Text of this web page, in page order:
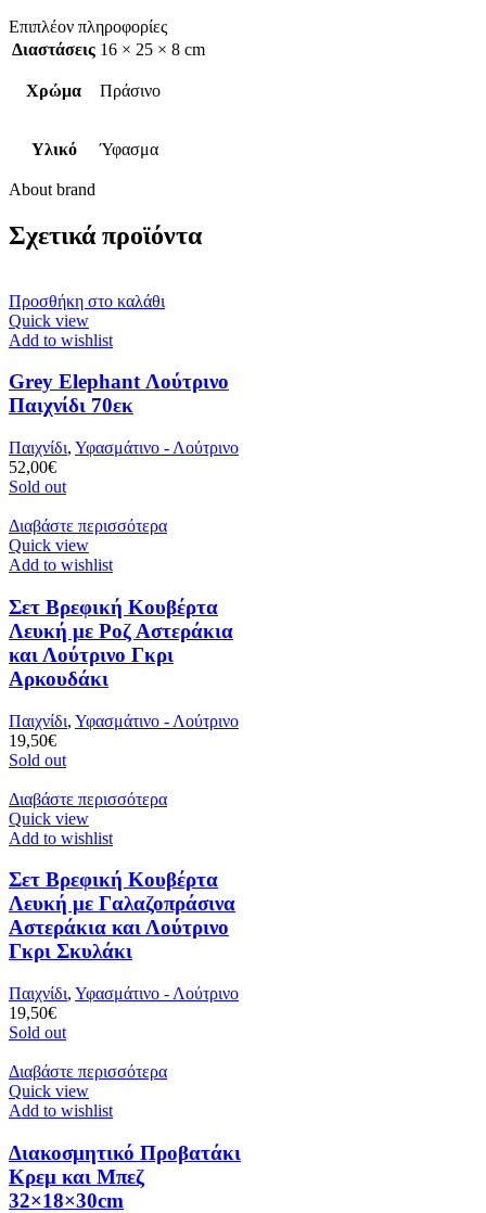
Επιπλέον πληροφορίες
Διαστάσεις 16 × 25 × 8 cm
Χρώμα Πράσινο
Υλικό Ύφασμα
About brand
Σχετικά προϊόντα
Προσθήκη στο καλάθι
Quick view
Add to wishlist
Grey Elephant Λούτρινο
Παιχνίδι 70εκ
Παιχνίδι, Υφασμάτινο - Λούτρινο
52,00€
Sold out
Διαβάστε περισσότερα
Quick view
Add to wishlist
Σετ Βρεφική Κουβέρτα
Λευκή με Ροζ Αστεράκια
και Λούτρινο Γκρι
Αρκουδάκι
Παιχνίδι, Υφασμάτινο - Λούτρινο
19,50€
Sold out
Διαβάστε περισσότερα
Quick view
Add to wishlist
Σετ Βρεφική Κουβέρτα
Λευκή με Γαλαζοπράσινα
Αστεράκια και Λούτρινο
Γκρι Σκυλάκι
Παιχνίδι, Υφασμάτινο - Λούτρινο
19,50€
Sold out
Διαβάστε περισσότερα
Quick view
Add to wishlist
Διακοσμητικό Προβατάκι
Κρεμ και Μπεζ
32×18×30cm